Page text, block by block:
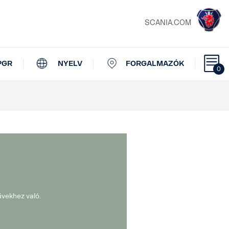
SCANIA.COM
0
NYELV FORGALMAZÓK
való.